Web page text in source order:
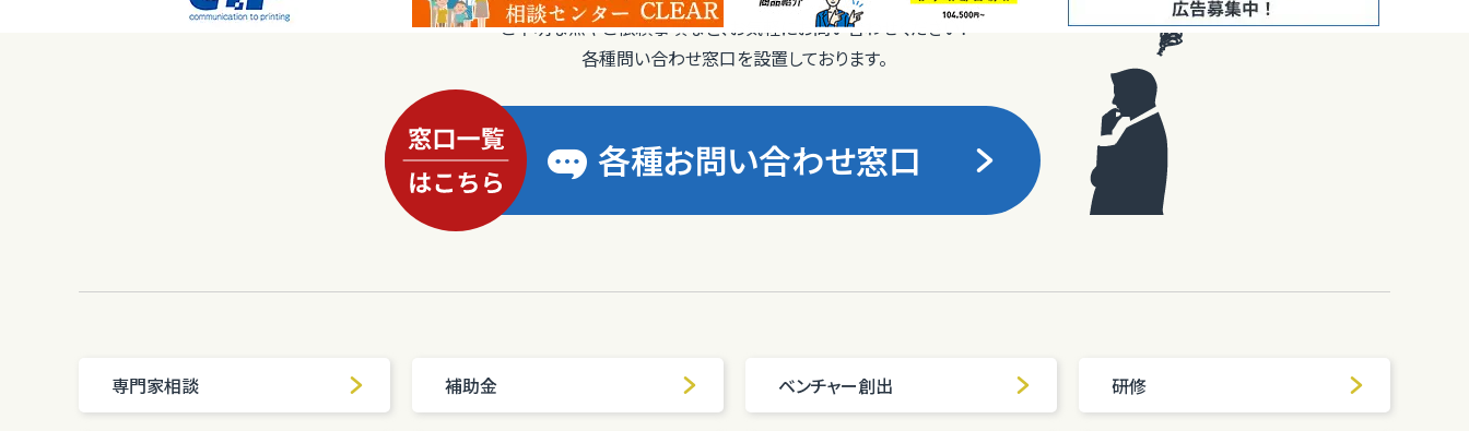
ご不明な点やご依頼事項など、お気軽にお問い合わせください！
各種問い合わせ窓口を設置しております。
各種お問い合わせ窓口
専門家相談 補助金 ベンチャー創出 研修